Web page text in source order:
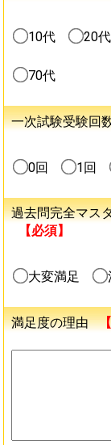
10代 20代
70代
一次試験受験回
0回 1回
過去問完全マス
【必須】
大変満足
満足度の理由